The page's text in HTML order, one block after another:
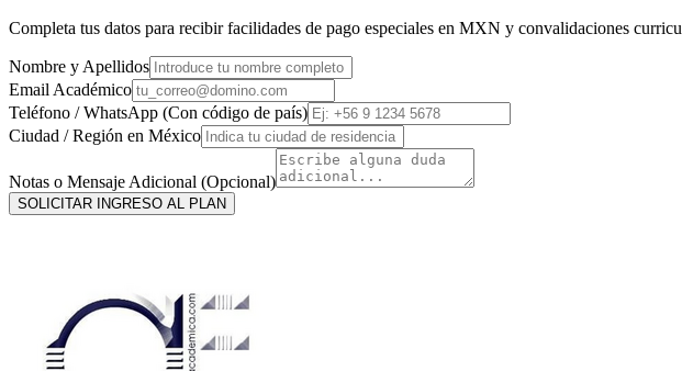
Completa tus datos para recibir facilidades de pago especiales en MXN y convalidaciones
Nombre y Apellidos
Email Académico
Teléfono / WhatsApp (Con código de país)
Ciudad / Región en México
Notas o Mensaje Adicional (Opcional)
SOLICITAR INGRESO AL PLAN